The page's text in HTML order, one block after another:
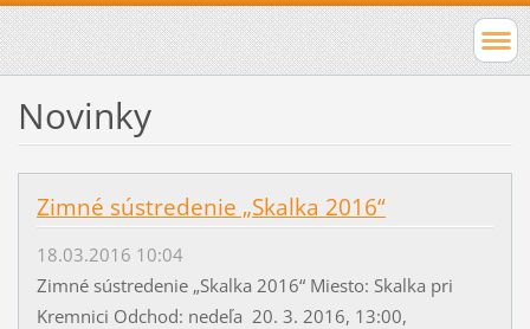
Novinky
Zimné sústredenie „Skalka 2016“
18.03.2016 10:04
Zimné sústredenie „Skalka 2016“ Miesto: Skalka pri
Kremnici Odchod: nedeľa 20. 3. 2016, 13:00,